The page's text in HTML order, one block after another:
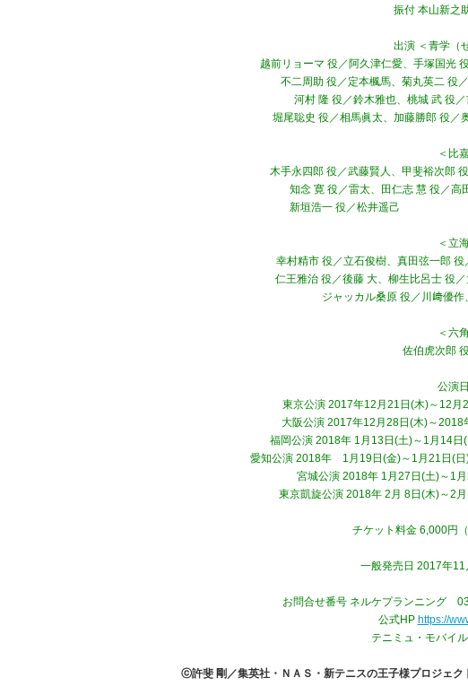
振付 本山新之
出演 ＜青学（
越前リョーマ 役／阿久津仁愛、手塚国光
不二周助 役／定本楓馬、菊丸英二 役
河村 隆 役／鈴木雅也、桃城 武 役
堀尾聡史 役／相馬眞太、加藤勝郎 役／
＜比
木手永四郎 役／武藤賢人、甲斐裕次郎
知念 寛 役／雷太、田仁志 慧 役／高
新垣浩一 役／松井遥己 ※
＜立
幸村精市 役／立石俊樹、真田弦一郎 役
仁王雅治 役／後藤 大、柳生比呂士 役
ジャッカル桑原 役／川﨑優
＜六
佐伯虎次郎
公演
東京公演 2017年12月21日(木)～12月
大阪公演 2017年12月28日(木)～
福岡公演 2018年 1月13日(土)～1月14
愛知公演 2018年 1月19日(金)～1月21日(
宮城公演 2018年 1月27日(土)～1
東京凱旋公演 2018年 2月 8日(木)～2
チケット料金 6,000円
一般発売日 2017年
お問合せ番号 ネルケプランニング
公式HP https://
テニミュ・モバイル
ⓒ許斐 剛／集英社・ＮＡＳ・新テニスの王子様プロジェ